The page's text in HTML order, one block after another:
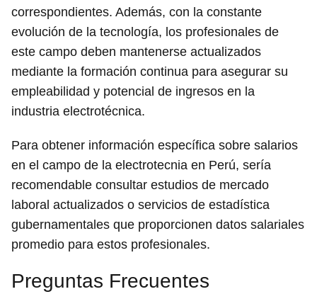
correspondientes. Además, con la constante
evolución de la tecnología, los profesionales de
este campo deben mantenerse actualizados
mediante la formación continua para asegurar su
empleabilidad y potencial de ingresos en la
industria electrotécnica.
Para obtener información específica sobre salarios
en el campo de la electrotecnia en Perú, sería
recomendable consultar estudios de mercado
laboral actualizados o servicios de estadística
gubernamentales que proporcionen datos salariales
promedio para estos profesionales.
Preguntas Frecuentes